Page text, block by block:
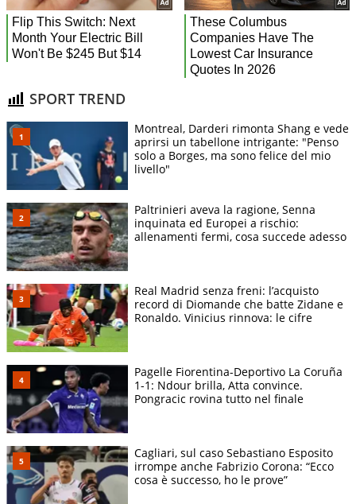
SPORT TREND
Montreal, Darderi rimonta Shang e vede
aprirsi un tabellone intrigante: "Penso
solo a Borges, ma sono felice del mio
livello"
Paltrinieri aveva la ragione, Senna
inquinata ed Europei a rischio:
allenamenti fermi, cosa succede adesso
Real Madrid senza freni: l’acquisto
record di Diomande che batte Zidane e
Ronaldo. Vinicius rinnova: le cifre
Pagelle Fiorentina-Deportivo La Coruña
1-1: Ndour brilla, Atta convince.
Pongracic rovina tutto nel finale
Cagliari, sul caso Sebastiano Esposito
irrompe anche Fabrizio Corona: “Ecco
cosa è successo, ho le prove”